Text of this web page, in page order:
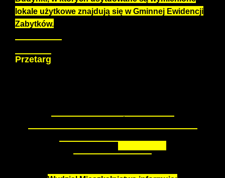
lokale użytkowe znajdują się w Gminnej Ewidencji
Zabytków.
Przetarg